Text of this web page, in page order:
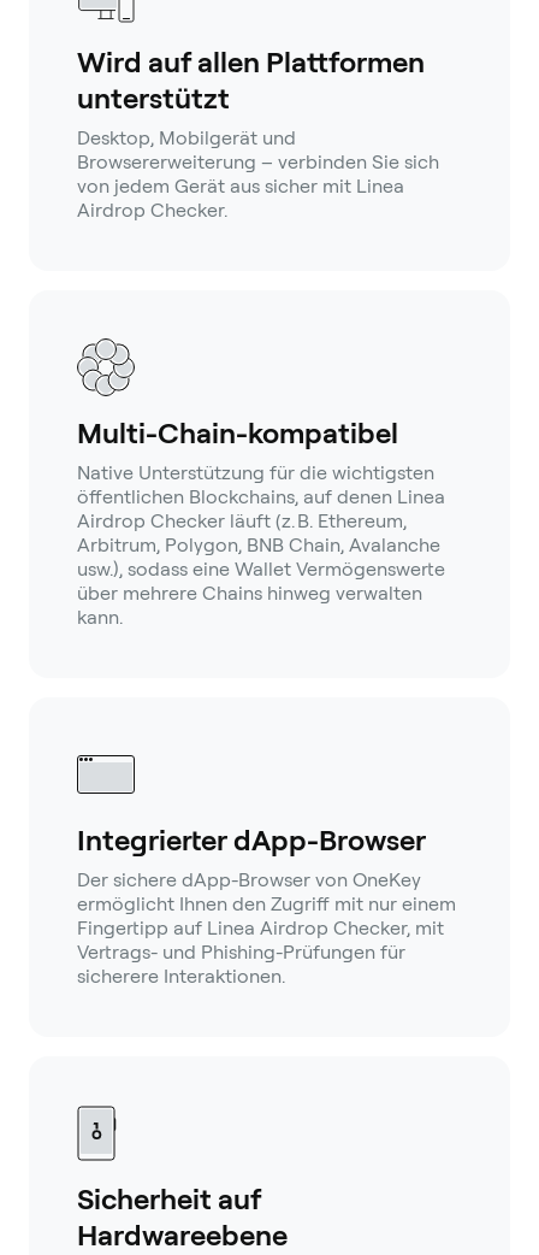
Wird auf allen Plattformen
unterstützt
Desktop, Mobilgerät und
Browsererweiterung – verbinden Sie sich
von jedem Gerät aus sicher mit Linea
Airdrop Checker.
Multi-Chain-kompatibel
Native Unterstützung für die wichtigsten
öffentlichen Blockchains, auf denen Linea
Airdrop Checker läuft (z. B. Ethereum,
Arbitrum, Polygon, BNB Chain, Avalanche
usw.), sodass eine Wallet Vermögenswerte
über mehrere Chains hinweg verwalten
kann.
Integrierter dApp-Browser
Der sichere dApp-Browser von OneKey
ermöglicht Ihnen den Zugriff mit nur einem
Fingertipp auf Linea Airdrop Checker, mit
Vertrags- und Phishing-Prüfungen für
sicherere Interaktionen.
Sicherheit auf
Hardwareebene